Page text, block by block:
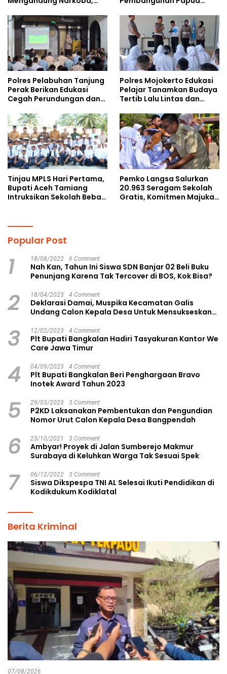
Kalangan Remaja
Doktoral Internasional
Polres Pelabuhan Tanjung
Perak Berikan Edukasi
Cegah Perundungan dan
kepada Pelajar MPLS
Polres Mojokerto Edukasi
Pelajar Tanamkan Budaya
Tertib Lalu Lintas dan
Tinjau MPLS Hari Pertama,
Bupati Aceh Tamiang
Intruksikan Sekolah Bebas
Pemko Langsa Salurkan
20.963 Seragam Sekolah
Gratis, Komitmen Majukan
Popular Post
1 18/08/2022 6 Comment
Nah Kan, Tahun Ini Siswa SDN Banjar 02 Beli Buku
Penunjang Karena Tak Tercover di BOS, Kok Bisa?
2 18/04/2023 4 Comment
Deklarasi Damai, Muspika Kecamatan Galis
Undang Calon Kepala Desa Untuk Mensukseskan
3 12/02/2023 4 Comment
Plt Bupati Bangkalan Hadiri Tasyakuran Kantor We
Care Jawa Timur
4 04/09/2023 4 Comment
Plt Bupati Bangkalan Beri Penghargaan Bravo
Inotek Award Tahun 2023
5 29/03/2023 3 Comment
P2KD Laksanakan Pembentukan dan Pengundian
Nomor Urut Calon Kepala Desa Bangpendah
6 23/10/2021 3 Comment
Ambyar! Proyek di Jalan Sumberejo Makmur
Surabaya di Keluhkan Warga Tak Sesuai Spek
7 06/12/2022 3 Comment
Siswa Dikspespa TNI AL Selesai Ikuti Pendidikan di
Kodikdukum Kodiklatal
Berita Kriminal
07/08/2026